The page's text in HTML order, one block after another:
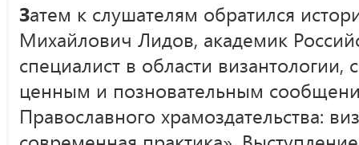
Затем к слушателям обратился
Михайлович Лидов, академик
специалист в области
ценным и позновательным
Православного храмоздательства: